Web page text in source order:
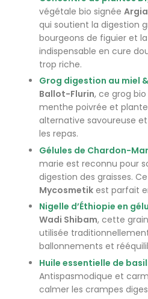
végétale bio signée Argia
qui soutient la digestion
bourgeons de figuier et
indispensable en cure
trop riche.
Grog digestion au miel
Ballot-Flurin, ce grog
menthe poivrée et
alternative savoureuse
les repas.
Gélules de Chardon-
marie est reconnu pour
digestion des graisses.
Mycosmetik est parfait
Nigelle d’Éthiopie en
Wadi Shibam, cette
utilisée
ballonnements et
Huile essentielle de
Antispasmodique et
calmer les crampes